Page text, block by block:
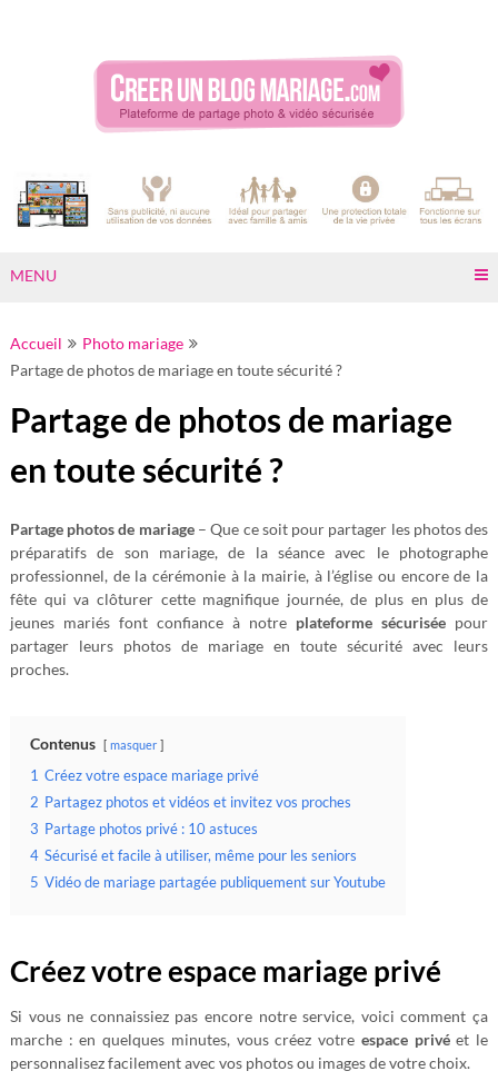
MENU
Accueil
Photo mariage
Partage de photos de mariage en toute sécurité ?
Partage de photos de mariage
en toute sécurité ?
Partage photos de mariage– Que ce soit pour partager les photos des
préparatifs de son mariage, de la séance avec le photographe
professionnel, de la cérémonie à la mairie, à l’église ou encore de la
fête qui va clôturer cette magnifique journée, de plus en plus de
jeunes mariés font confiance à notre plateforme sécurisée pour
partager leurs photos de mariage en toute sécurité avec leurs
proches.
Contenus masquer
1 Créez votre espace mariage privé
2 Partagez photos et vidéos et invitez vos proches
3 Partage photos privé : 10 astuces
4 Sécurisé et facile à utiliser, même pour les seniors
5 Vidéo de mariage partagée publiquement sur Youtube
Créez votre espace mariage privé
Si vous ne connaissiez pas encore notre service, voici comment ça
marche : en quelques minutes, vous créez votre espace privéet le
personnalisez facilement avec vos photos ou images de votre choix.